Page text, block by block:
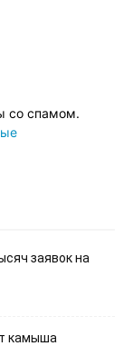
со спамом.
заявок на
камыша